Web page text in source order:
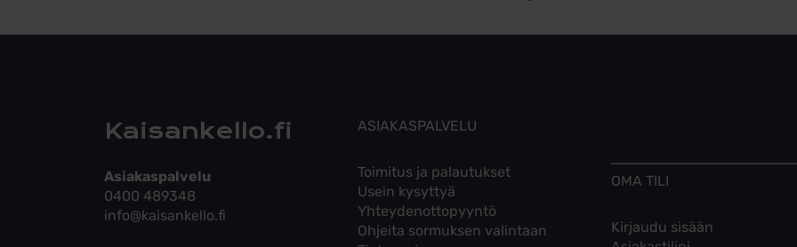
Kaisankello.fi
Asiakaspalvelu
0400 489348
info@kaisankello.fi
ASIAKASPALVELU
Toimitus ja palautukset
Usein kysyttyä
Yhteydenottopyyntö
Ohjeita sormuksen valintaan
OMA TILI
Kirjaudu sisään